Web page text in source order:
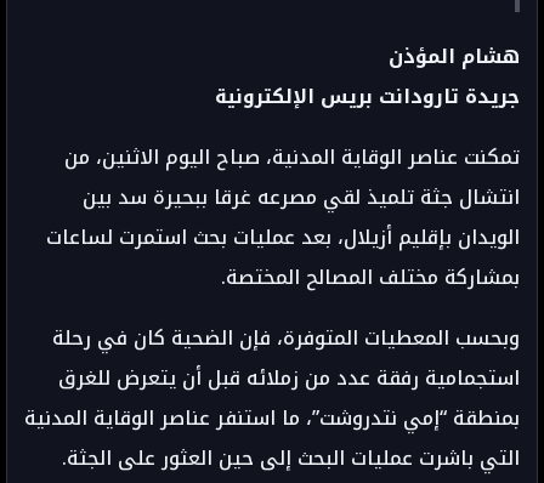
هشام المؤذن
جريدة تارودانت بريس الإلكترونية
تمكنت عناصر الوقاية المدنية، صباح اليوم الاثنين، من
انتشال جثة تلميذ لقي مصرعه غرقا ببحيرة سد بين
الويدان بإقليم أزيلال، بعد عمليات بحث استمرت لساعات
بمشاركة مختلف المصالح المختصة.
وبحسب المعطيات المتوفرة، فإن الضحية كان في رحلة
استجمامية رفقة عدد من زملائه قبل أن يتعرض للغرق
بمنطقة “إمي نتدروشت”، ما استنفر عناصر الوقاية المدنية
التي باشرت عمليات البحث إلى حين العثور على الجثة.